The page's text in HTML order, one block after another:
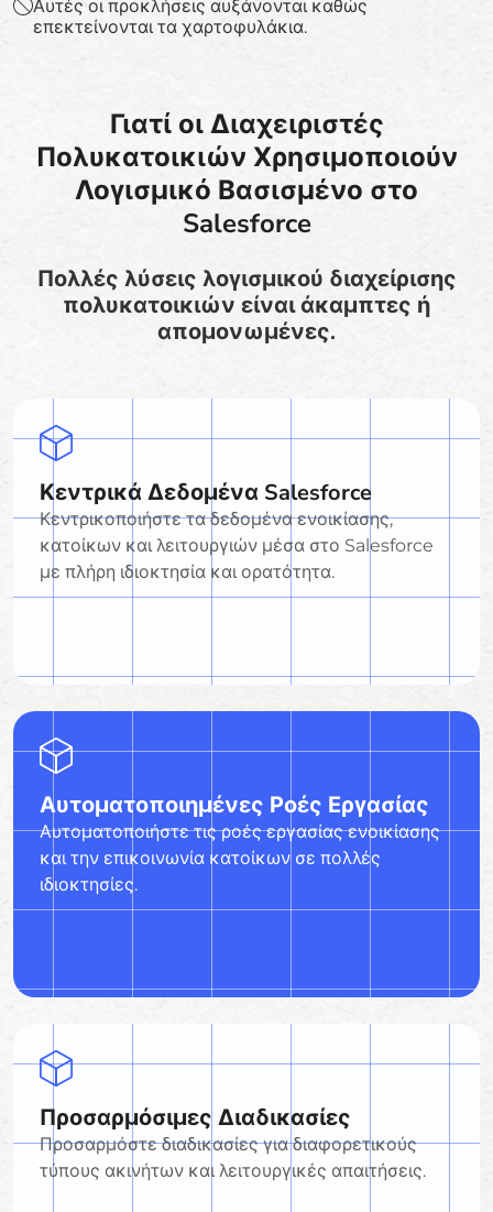
Αυτές οι προκλήσεις αυξάνονται καθώς
επεκτείνονται τα χαρτοφυλάκια.
Γιατί οι Διαχειριστές
Πολυκατοικιών Χρησιμοποιούν
Λογισμικό Βασισμένο στο
Salesforce
Πολλές λύσεις λογισμικού διαχείρισης
πολυκατοικιών είναι άκαμπτες ή
απομονωμένες.
Κεντρικά Δεδομένα Salesforce
Κεντρικοποιήστε τα δεδομένα ενοικίασης,
κατοίκων και λειτουργιών μέσα στο Salesforce
με πλήρη ιδιοκτησία και ορατότητα.
Αυτοματοποιημένες Ροές Εργασίας
Αυτοματοποιήστε τις ροές εργασίας ενοικίασης
και την επικοινωνία κατοίκων σε πολλές
ιδιοκτησίες.
Προσαρμόσιμες Διαδικασίες
Προσαρμόστε διαδικασίες για διαφορετικούς
τύπους ακινήτων και λειτουργικές απαιτήσεις.